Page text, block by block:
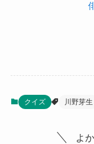
クイズ 川野芽生
よ